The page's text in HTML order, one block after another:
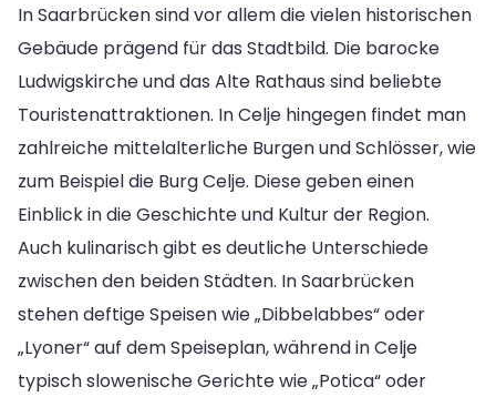
In Saarbrücken sind vor allem die vielen historischen
Gebäude prägend für das Stadtbild. Die barocke
Ludwigskirche und das Alte Rathaus sind beliebte
Touristenattraktionen. In Celje hingegen findet man
zahlreiche mittelalterliche Burgen und Schlösser, wie
zum Beispiel die Burg Celje. Diese geben einen
Einblick in die Geschichte und Kultur der Region.
Auch kulinarisch gibt es deutliche Unterschiede
zwischen den beiden Städten. In Saarbrücken
stehen deftige Speisen wie „Dibbelabbes“ oder
„Lyoner“ auf dem Speiseplan, während in Celje
typisch slowenische Gerichte wie „Potica“ oder